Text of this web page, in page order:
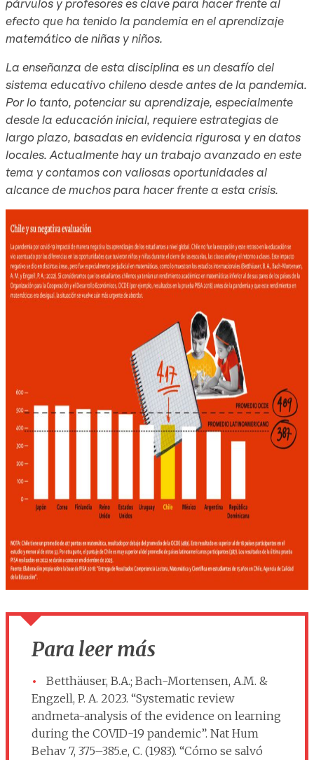
párvulos y profesores es clave para hacer frente al
efecto que ha tenido la pandemia en el aprendizaje
matemático de niñas y niños.
La enseñanza de esta disciplina es un desafío del
sistema educativo chileno desde antes de la pandemia.
Por lo tanto, potenciar su aprendizaje, especialmente
desde la educación inicial, requiere estrategias de
largo plazo, basadas en evidencia rigurosa y en datos
locales. Actualmente hay un trabajo avanzado en este
tema y contamos con valiosas oportunidades al
alcance de muchos para hacer frente a esta crisis.
Para leer más
Betthäuser, B.A.; Bach-Mortensen, A.M. &
Engzell, P. A. 2023. “Systematic review
andmeta-analysis of the evidence on learning
during the COVID-19 pandemic”. Nat Hum
Behav 7, 375–385.e, C. (1983). “Cómo se salvó